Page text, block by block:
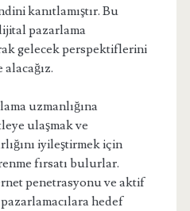
kanıtlamıştır. Bu
pazarlama
gelecek perspektiflerini
alacağız.
uzmanlığına
ulaşmak ve
iyileştirmek için
fırsatı bulurlar.
penetrasyonu ve aktif
hedef